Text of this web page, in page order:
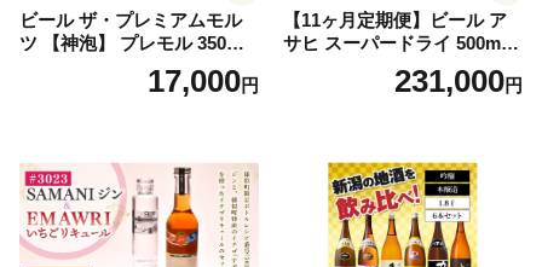
ビール ザ・プレミアムモル
ツ 【神泡】 プレモル 350ml
× 24本 サントリー〈天然水の
ビール工場〉群馬※沖縄・離
17,000円
【11ヶ月定期便】ビール ア
サヒ スーパードライ 500ml 2
4本 1ケース×11ヶ月 | アサヒ
ビール 究極の辛口 酒 お酒 ア
uper dry 11回 缶ビール 缶 ギ
フト 内祝い 茨城県守谷市 送
料無料
231,000円